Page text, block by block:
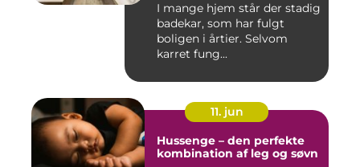
I mange hjem står der stadig
badekar, som har fulgt
boligen i årtier. Selvom
karret fung...
11. jun
Hussenge – den perfekte
kombination af leg og søvn